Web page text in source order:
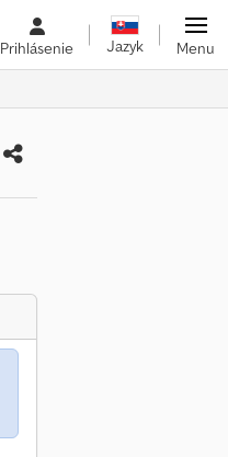
Prihlásenie Jazyk Menu